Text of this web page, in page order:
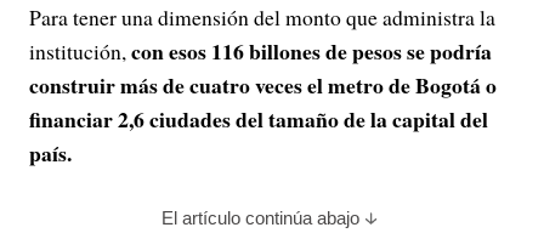
Para tener una dimensión del monto que administra la
institución,con esos 116 billones de pesos se podría
construir más de cuatro veces el metro de Bogotá o
financiar 2,6 ciudades del tamaño de la capital del
país.
El artículo continúa abajo